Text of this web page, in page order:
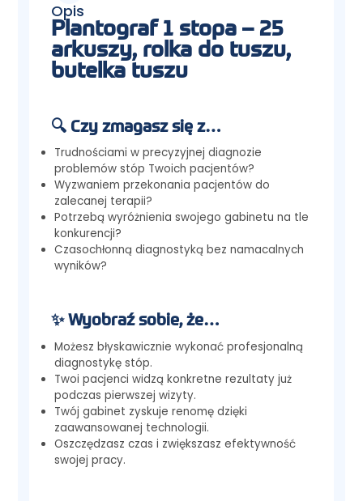
Opis
Plantograf 1 stopa – 25
arkuszy, rolka do tuszu,
butelka tuszu
🔍 Czy zmagasz się z…
Trudnościami w precyzyjnej diagnozie
problemów stóp Twoich pacjentów?
Wyzwaniem przekonania pacjentów do
zalecanej terapii?
Potrzebą wyróżnienia swojego gabinetu na tle
konkurencji?
Czasochłonną diagnostyką bez namacalnych
wyników?
✨ Wyobraź sobie, że…
Możesz błyskawicznie wykonać profesjonalną
diagnostykę stóp.
Twoi pacjenci widzą konkretne rezultaty już
podczas pierwszej wizyty.
Twój gabinet zyskuje renomę dzięki
zaawansowanej technologii.
Oszczędzasz czas i zwiększasz efektywność
swojej pracy.